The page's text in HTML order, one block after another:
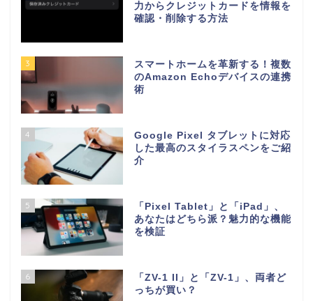
力からクレジットカードを情報を
確認・削除する方法
3
スマートホームを革新する！複数
のAmazon Echoデバイスの連携
術
4
Google Pixel タブレットに対応
した最高のスタイラスペンをご紹
介
5
「Pixel Tablet」と「iPad」、
あなたはどちら派？魅力的な機能
を検証
6
「ZV-1 II」と「ZV-1」、両者ど
っちが買い？